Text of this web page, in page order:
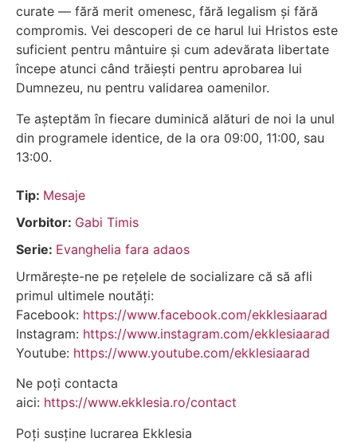
curate — fără merit omenesc, fără legalism și fără
compromis. Vei descoperi de ce harul lui Hristos este
suficient pentru mântuire și cum adevărata libertate
începe atunci când trăiești pentru aprobarea lui
Dumnezeu, nu pentru validarea oamenilor.
Te așteptăm în fiecare duminică alături de noi la unul
din programele identice, de la ora 09:00, 11:00, sau
13:00.
Tip: Mesaje
Vorbitor: Gabi Timis
Serie: Evanghelia fara adaos
Urmărește-ne pe rețelele de socializare că să afli
primul ultimele noutăți:
Facebook: https://www.facebook.com/ekklesiaarad
Instagram: https://www.instagram.com/ekklesiaarad
Youtube: https://www.youtube.com/ekklesiaarad
Ne poți contacta
aici: https://www.ekklesia.ro/contact
Poți susține lucrarea Ekklesia